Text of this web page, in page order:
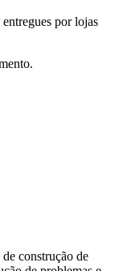
por lojas
construção de